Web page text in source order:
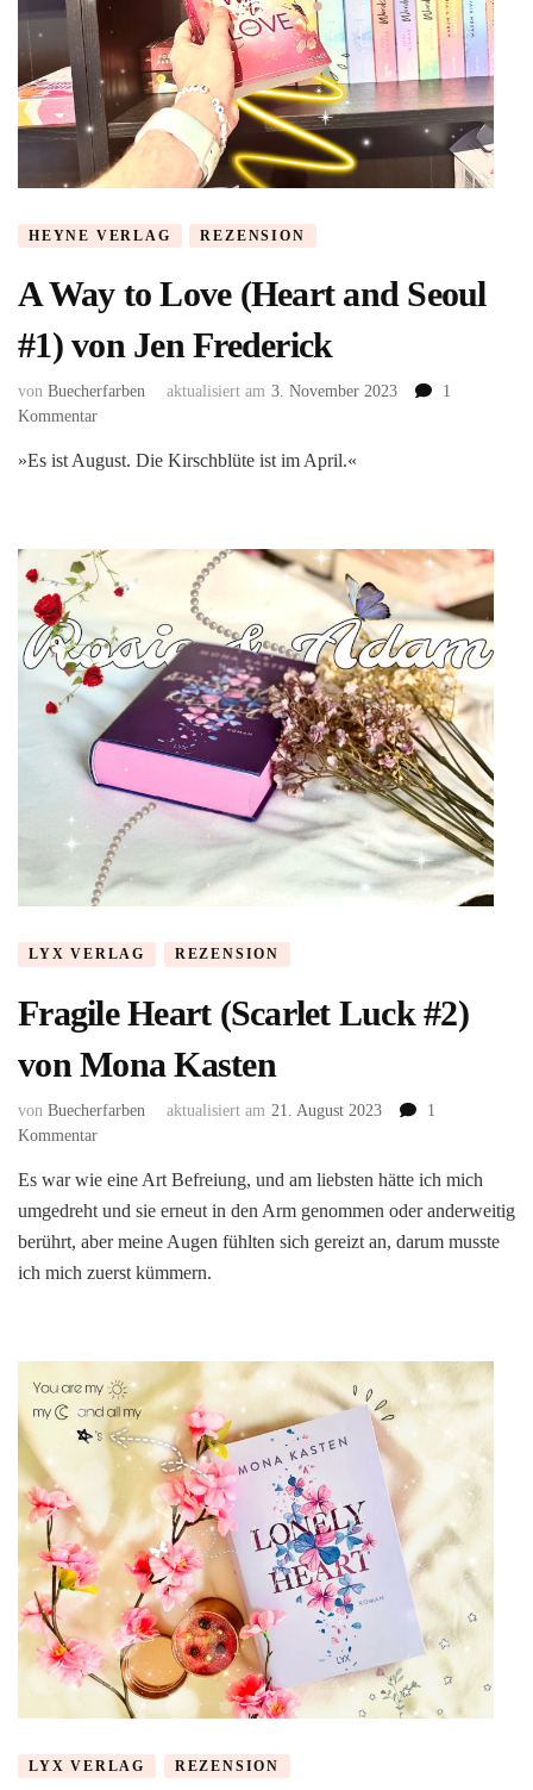
HEYNE VERLAG REZENSION
A Way to Love (Heart and Seoul
#1) von Jen Frederick
von Buecherfarben aktualisiert am 3. November 2023
1
Kommentarzu
Way
and
Seoul
von
Jen
Frederick
»Es ist August. Die Kirschblüte ist im April.«
LYX VERLAG REZENSION
Fragile Heart (Scarlet Luck #2)
von Mona Kasten
von Buecherfarben aktualisiert am 21. August 2023
1
Kommentarzu
Heart
(Scarlet
Luck
von
Es war wie eine Art Befreiung, und am liebsten hätte ich mich
umgedreht und sie erneut in den Arm genommen oder anderweitig
berührt, aber meine Augen fühlten sich gereizt an, darum musste
ich mich zuerst kümmern.
LYX VERLAG REZENSION